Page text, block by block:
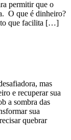
permitir que o
O que é dinheiro?
que facilita […]
mas
e recuperar sua
a sombra das
sua
quebrar